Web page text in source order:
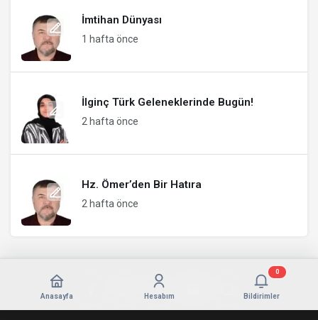
İmtihan Dünyası
1 hafta önce
İlginç Türk Geleneklerinde Bugün!
2 hafta önce
Hz. Ömer’den Bir Hatıra
2 hafta önce
Anasayfa Hesabım Bildirimler
0